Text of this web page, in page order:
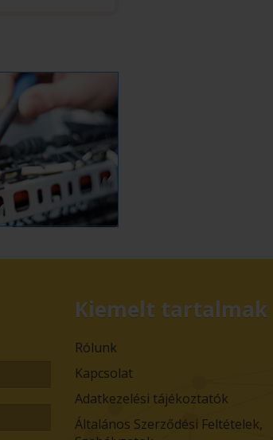
Kiemelt tartalmak
Rólunk
Kapcsolat
Adatkezelési tájékoztatók
Általános Szerződési Feltételek,